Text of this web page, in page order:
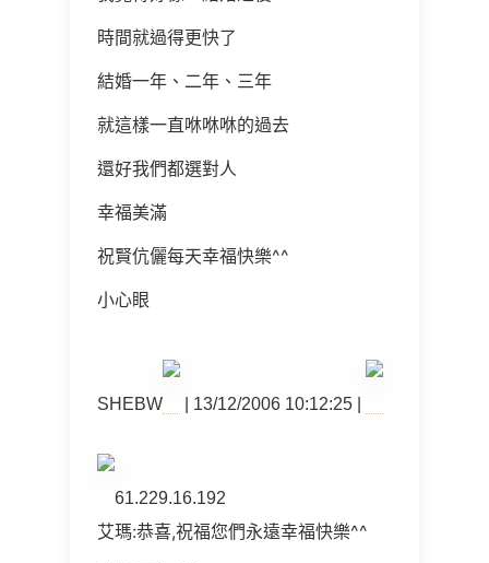
時間就過得更快了
結婚一年、二年、三年
就這樣一直咻咻咻的過去
還好我們都選對人
幸福美滿
祝賢伉儷每天幸福快樂^^
小心眼
SHEBW | 13/12/2006 10:12:25 |
61.229.16.192
艾瑪:恭喜,祝福您們永遠幸福快樂^^